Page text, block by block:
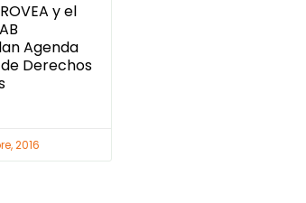
y el
Agenda
Derechos
2016